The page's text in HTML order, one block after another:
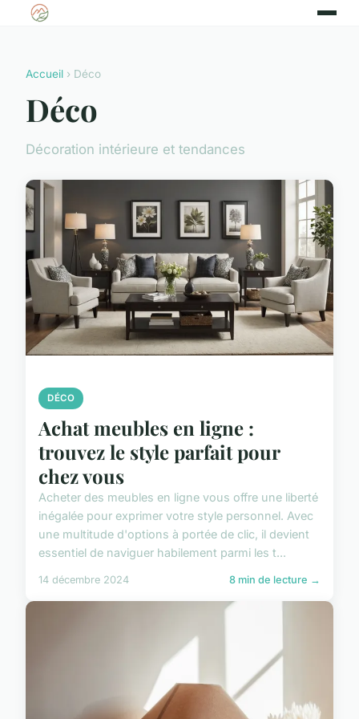
Accueil › Déco
Déco
Décoration intérieure et tendances
DÉCO
Achat meubles en ligne :
trouvez le style parfait pour
chez vous
Acheter des meubles en ligne vous offre une liberté
inégalée pour exprimer votre style personnel. Avec
une multitude d'options à portée de clic, il devient
essentiel de naviguer habilement parmi les t...
14 décembre 2024 8 min de lecture →